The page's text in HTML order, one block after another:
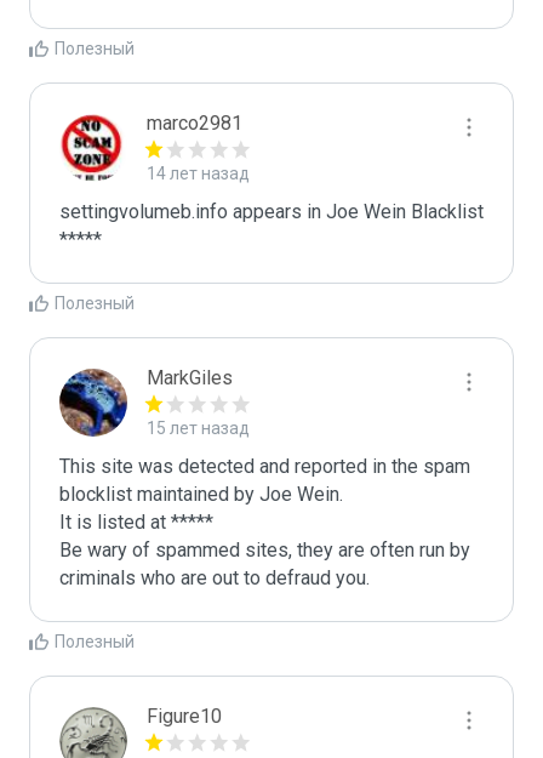
Полезный
marco2981
14 лет назад
settingvolumeb.info appears in Joe Wein Blacklist
*****
Полезный
MarkGiles
15 лет назад
This site was detected and reported in the spam
blocklist maintained by Joe Wein.
It is listed at *****
Be wary of spammed sites, they are often run by
criminals who are out to defraud you.
Полезный
Figure10